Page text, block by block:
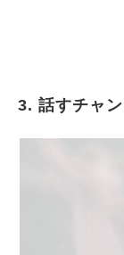
3. 話すチャ